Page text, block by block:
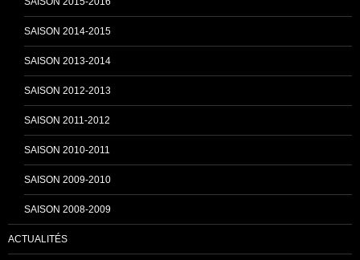
n
SAISON 2014-2015
SAISON 2013-2014
SAISON 2012-2013
SAISON 2011-2012
SAISON 2010-2011
SAISON 2009-2010
SAISON 2008-2009
ACTUALITÉS